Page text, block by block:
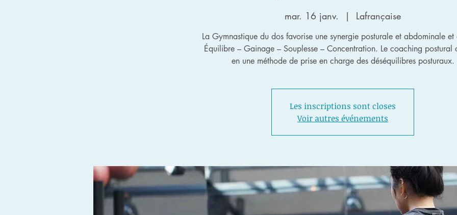
mar. 16 janv.
  |
Lafrançaise
La Gymnastique du dos favorise une synergie posturale et abdominale
Équilibre – Gainage – Souplesse – Concentration. Le coaching postural
Les inscriptions sont closes
Voir autres événements